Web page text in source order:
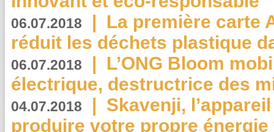
06.07.2018 | La première carte
réduit les déchets plastique
06.07.2018 | L’ONG Bloom
électrique, destructrice des
04.07.2018 | Skavenji,
produire votre propre